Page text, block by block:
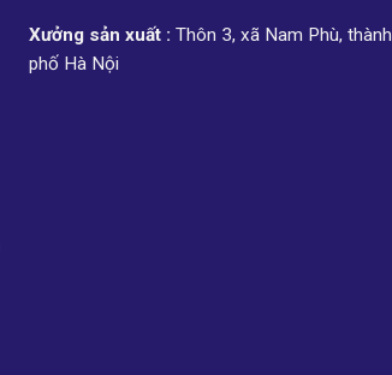
Xưởng sản xuất : Thôn 3, xã Nam Phù, thành
phố Hà Nội